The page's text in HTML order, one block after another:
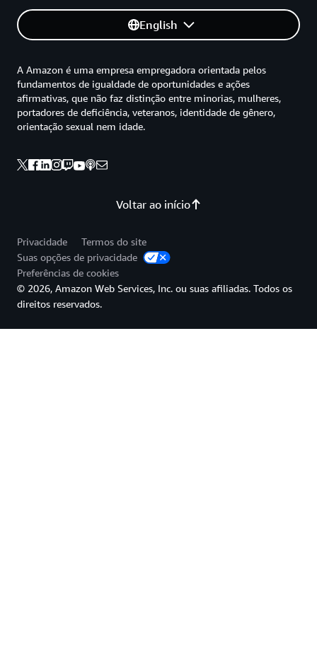
English
Voltar ao início
A Amazon é uma empresa empregadora orientada pelos
fundamentos de igualdade de oportunidades e ações
afirmativas, que não faz distinção entre minorias, mulheres,
portadores de deficiência, veteranos, identidade de gênero,
orientação sexual nem idade.
Privacidade
Termos do site
Suas opções de privacidade
Preferências de cookies
© 2026, Amazon Web Services, Inc. ou suas afiliadas. Todos os
direitos reservados.